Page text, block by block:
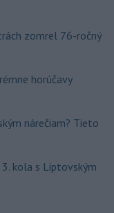
zomrel 76-ročný
horúčavy
nárečiam? Tieto
kola s Liptovským